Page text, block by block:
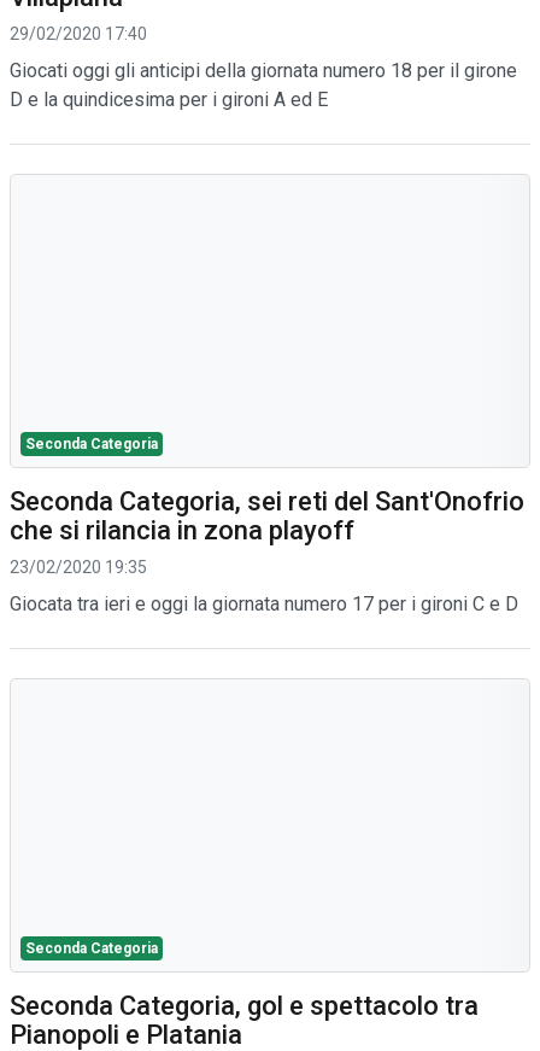
29/02/2020 17:40
Giocati oggi gli anticipi della giornata numero 18 per il girone
D e la quindicesima per i gironi A ed E
Seconda Categoria
Seconda Categoria, sei reti del Sant'Onofrio
che si rilancia in zona playoff
23/02/2020 19:35
Giocata tra ieri e oggi la giornata numero 17 per i gironi C e D
Seconda Categoria
Seconda Categoria, gol e spettacolo tra
Pianopoli e Platania